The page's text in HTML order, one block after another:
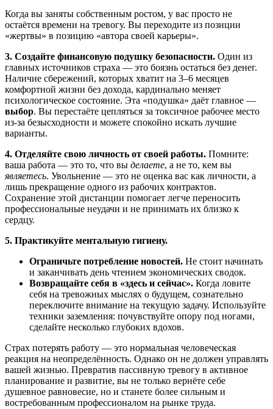
Когда вы заняты собственным ростом, у вас просто не
остаётся времени на тревогу. Вы переходите из позиции
«жертвы» в позицию «автора своей карьеры».
3. Создайте финансовую подушку безопасности. Один из
главных источников страха — это боязнь остаться без денег.
Наличие сбережений, которых хватит на 3–6 месяцев
комфортной жизни без дохода, кардинально меняет
психологическое состояние. Эта «подушка» даёт главное —
выбор. Вы перестаёте цепляться за токсичное рабочее место
из-за безысходности и можете спокойно искать лучшие
варианты.
4. Отделяйте свою личность от своей работы. Помните:
ваша работа — это то, что вы делаете, а не то, кем вы
являетесь. Увольнение — это не оценка вас как личности, а
лишь прекращение одного из рабочих контрактов.
Сохранение этой дистанции помогает легче переносить
профессиональные неудачи и не принимать их близко к
сердцу.
5. Практикуйте ментальную гигиену.
Ограничьте потребление новостей. Не стоит начинать
и заканчивать день чтением экономических сводок.
Возвращайте себя в «здесь и сейчас». Когда ловите
себя на тревожных мыслях о будущем, сознательно
переключите внимание на текущую задачу. Используйте
техники заземления: почувствуйте опору под ногами,
сделайте несколько глубоких вдохов.
Страх потерять работу — это нормальная человеческая
реакция на неопределённость. Однако он не должен управлять
вашей жизнью. Превратив пассивную тревогу в активное
планирование и развитие, вы не только вернёте себе
душевное равновесие, но и станете более сильным и
востребованным профессионалом на рынке труда.